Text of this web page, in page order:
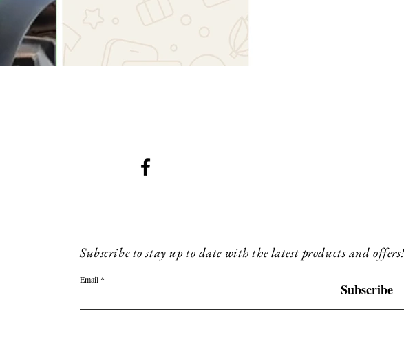
SMG 031 x3 green lights
230,00 £GB
Subscribe to stay up to date with the latest products and
Email
Subscribe